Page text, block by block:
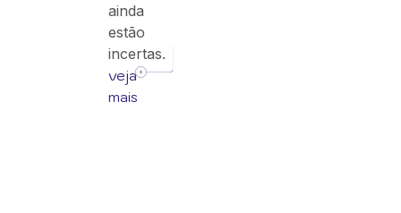
ainda
estão
incertas.
veja
mais